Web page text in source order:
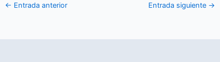
← Entrada anterior Entrada siguiente →